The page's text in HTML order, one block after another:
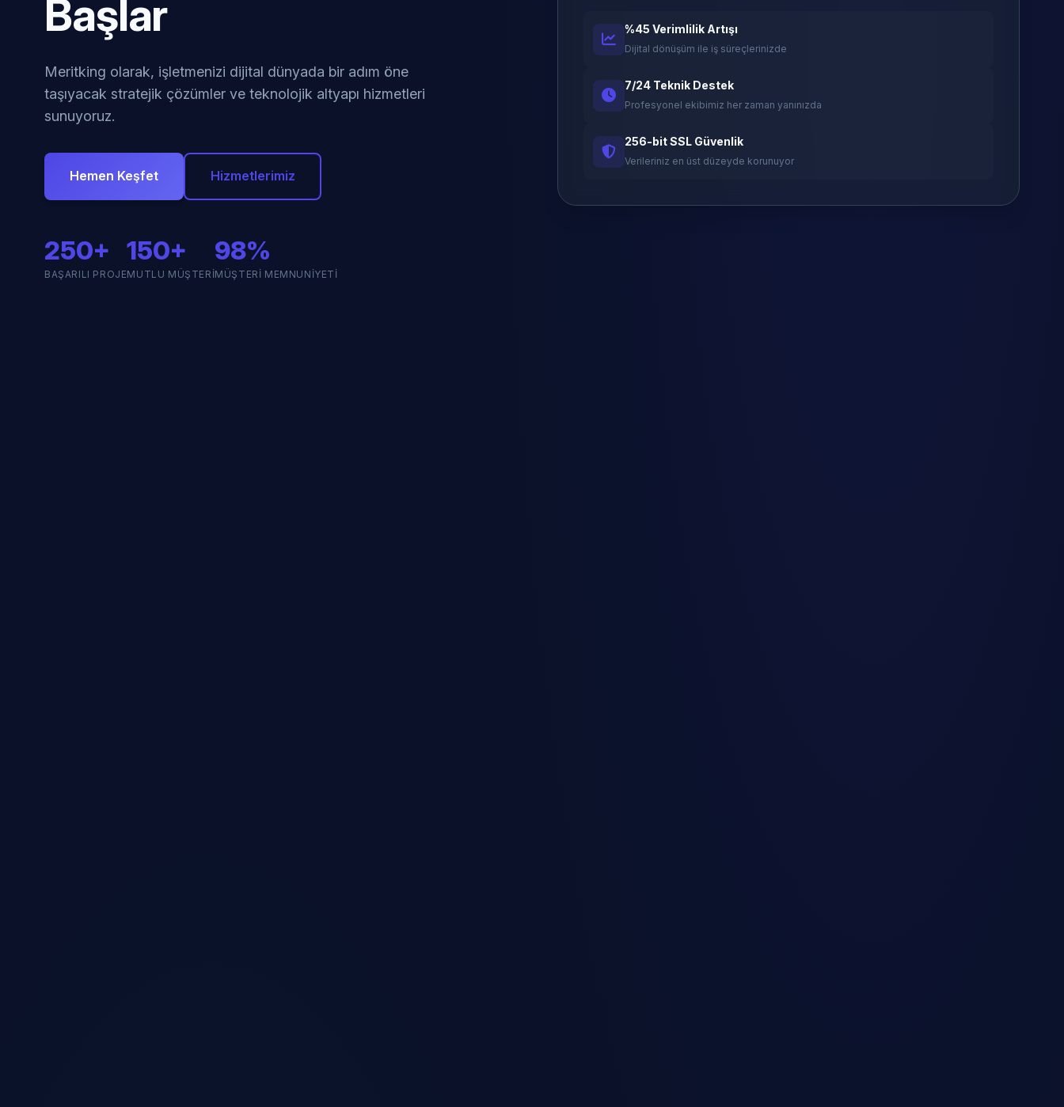
Başlar
Meritking olarak, işletmenizi dijital dünyada bir adım öne
taşıyacak stratejik çözümler ve teknolojik altyapı hizmetleri
sunuyoruz.
Hemen Keşfet Hizmetlerimiz
250+
BAŞARILI PROJE
150+
MUTLU MÜŞTERI
98%
MÜŞTERI MEMNUNIYETI
%45 Verimlilik Artışı
Dijital dönüşüm ile iş süreçlerinizde
7/24 Teknik Destek
Profesyonel ekibimiz her zaman yanınızda
256-bit SSL Güvenlik
Verileriniz en üst düzeyde korunuyor